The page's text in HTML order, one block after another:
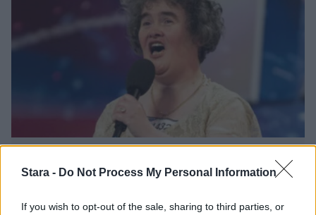
Stara - Do Not Process My Personal Information
If you wish to opt-out of the sale, sharing to third parties, or